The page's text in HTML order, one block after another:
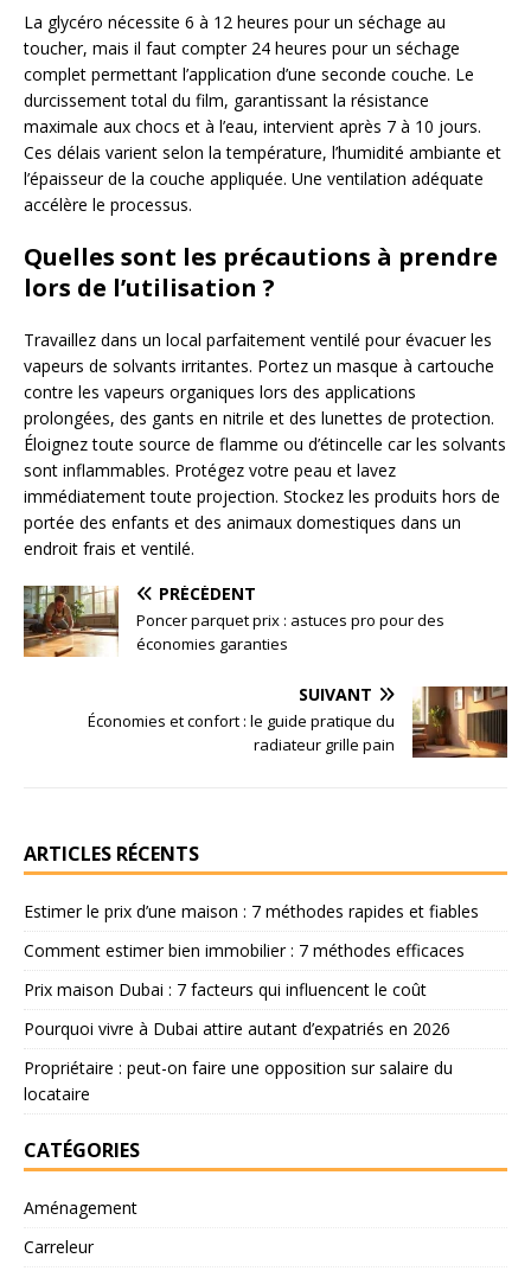
La glycéro nécessite 6 à 12 heures pour un séchage au
toucher, mais il faut compter 24 heures pour un séchage
complet permettant l’application d’une seconde couche. Le
durcissement total du film, garantissant la résistance
maximale aux chocs et à l’eau, intervient après 7 à 10 jours.
Ces délais varient selon la température, l’humidité ambiante et
l’épaisseur de la couche appliquée. Une ventilation adéquate
accélère le processus.
Quelles sont les précautions à prendre
lors de l’utilisation ?
Travaillez dans un local parfaitement ventilé pour évacuer les
vapeurs de solvants irritantes. Portez un masque à cartouche
contre les vapeurs organiques lors des applications
prolongées, des gants en nitrile et des lunettes de protection.
Éloignez toute source de flamme ou d’étincelle car les solvants
sont inflammables. Protégez votre peau et lavez
immédiatement toute projection. Stockez les produits hors de
portée des enfants et des animaux domestiques dans un
endroit frais et ventilé.
PRÉCÉDENT
Poncer parquet prix : astuces pro pour des
économies garanties
SUIVANT
Économies et confort : le guide pratique du
radiateur grille pain
ARTICLES RÉCENTS
Estimer le prix d’une maison : 7 méthodes rapides et fiables
Comment estimer bien immobilier : 7 méthodes efficaces
Prix maison Dubai : 7 facteurs qui influencent le coût
Pourquoi vivre à Dubai attire autant d’expatriés en 2026
Propriétaire : peut-on faire une opposition sur salaire du
locataire
CATÉGORIES
Aménagement
Carreleur